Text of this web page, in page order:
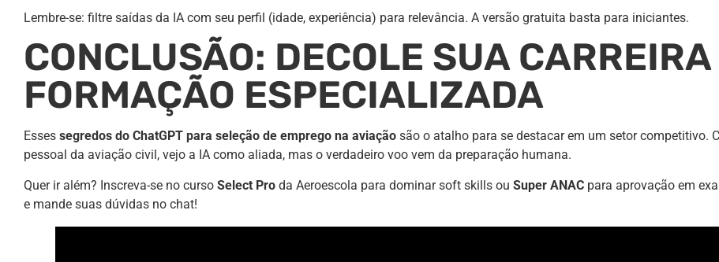
Lembre-se: filtre saídas da IA com seu perfil (idade, experiência) para relevância. A versão gratuita basta para iniciantes.
CONCLUSÃO: DECOLE SUA
FORMAÇÃO ESPECIALIZADA
Esses segredos do ChatGPT para seleção de emprego na aviação são o atalho para se destacar em um setor competitivo.
pessoal da aviação civil, vejo a IA como aliada, mas o verdadeiro voo vem da preparação humana.
Quer ir além? Inscreva-se no curso Select Pro da Aeroescola para dominar soft skills ou Super ANAC para aprovação em
e mande suas dúvidas no chat!